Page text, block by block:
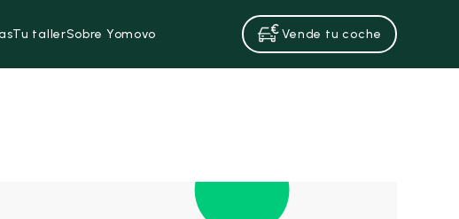
Tu tallerSobre Yomovo Vende tu coche